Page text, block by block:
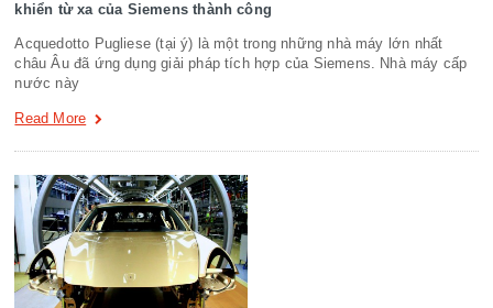
khiển từ xa của Siemens thành công
Acquedotto Pugliese (tại ý) là một trong những nhà máy lớn nhất
châu Âu đã ứng dụng giải pháp tích hợp của Siemens. Nhà máy cấp
nước này
Read More